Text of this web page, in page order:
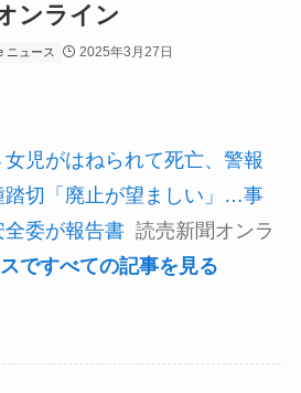
ンライン
ニュース 2025年3月27日
児がはねられて死亡、警報
踏切「廃止が望ましい」…事
委が報告書 読売新聞オンラ
ですべての記事を見る